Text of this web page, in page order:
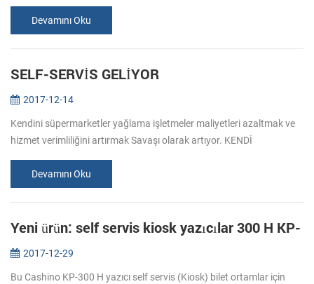
Büyüyen ...
Devamını Oku
SELF-SERVİS GELİYOR
2017-12-14
Kendini süpermarketler yağlama işletmeler maliyetleri azaltmak ve
hizmet verimliliğini artırmak Savaşı olarak artıyor. KENDİ
maliyetler...
Devamını Oku
Yeni ürün: self servis kiosk yazıcılar 300 H KP-
2017-12-29
Bu Cashino KP-300 H yazıcı self servis (Kiosk) bilet ortamlar için